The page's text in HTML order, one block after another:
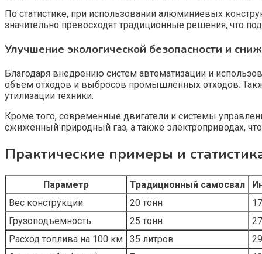
По статистике, при использовании алюминиевых
значительно превосходят традиционные решения, что
Улучшение экологической безопасности и
Благодаря внедрению систем автоматизации и
объем отходов и выбросов промышленных отходов.
утилизации техники.
Кроме того, современные двигатели и системы
сжиженный природный газ, а также электроприводах,
Практические примеры и
Параметр Традиционный самосвал
Вес конструкции
20 тонн
Грузоподъемность
25 тонн
Расход топлива на 100 км
35 литров